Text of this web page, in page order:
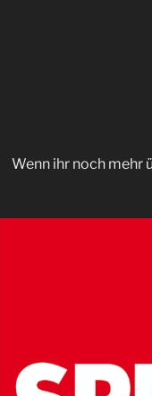
Wenn ihr noch mehr